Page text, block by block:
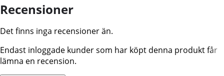
Recensioner
Det finns inga recensioner än.
Endast inloggade kunder som har köpt denna produkt får
lämna en recension.